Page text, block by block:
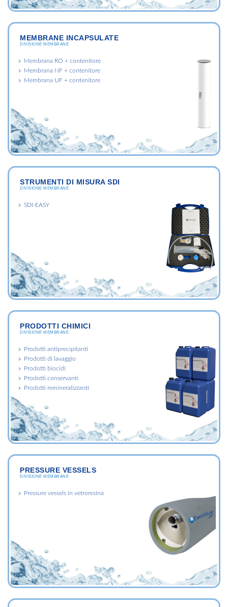
MEMBRANE INCAPSULATE
DIVISIONE MEMBRANE
Membrana RO + contenitore
Membrana NF + contenitore
Membrana UF + contenitore
STRUMENTI DI MISURA SDI
DIVISIONE MEMBRANE
SDI-EASY
PRODOTTI CHIMICI
DIVISIONE MEMBRANE
Prodotti antiprecipitanti
Prodotti di lavaggio
Prodotti biocidi
Prodotti conservanti
Prodotti remineralizzanti
PRESSURE VESSELS
DIVISIONE MEMBRANE
Pressure vessels in vetroresina